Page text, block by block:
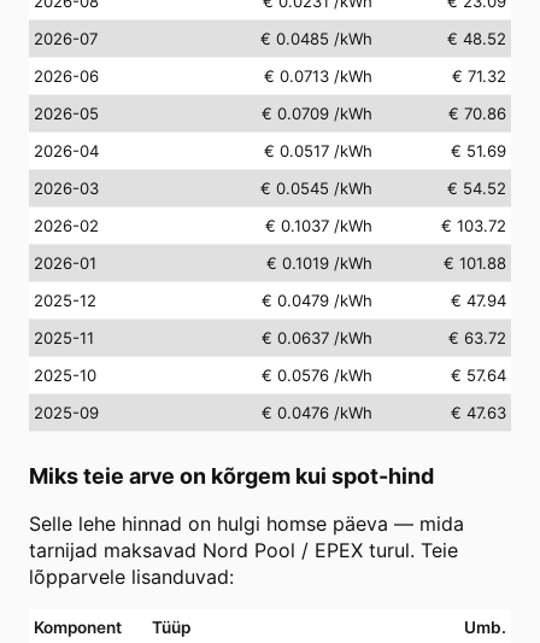
2026-07
€ 0.0485 /kWh
€ 48.52
2026-06
€ 0.0713 /kWh
€ 71.32
2026-05
€ 0.0709 /kWh
€ 70.86
2026-04
€ 0.0517 /kWh
€ 51.69
2026-03
€ 0.0545 /kWh
€ 54.52
2026-02
€ 0.1037 /kWh
€ 103.72
2026-01
€ 0.1019 /kWh
€ 101.88
2025-12
€ 0.0479 /kWh
€ 47.94
2025-11
€ 0.0637 /kWh
€ 63.72
2025-10
€ 0.0576 /kWh
€ 57.64
2025-09
€ 0.0476 /kWh € 47.63
Miks teie arve on kõrgem kui spot-hind
Selle lehe hinnad on hulgi homse päeva — mida
tarnijad maksavad Nord Pool / EPEX turul. Teie
lõpparvele lisanduvad:
Komponent Tüüp Umb.